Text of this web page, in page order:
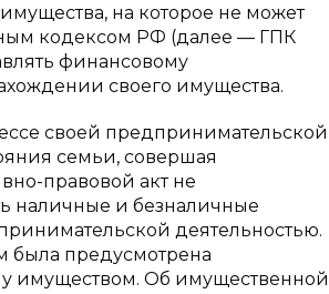
на которое не может
кодексом РФ (далее — ГПК
финансовому
своего имущества.
своей предпринимательской
семьи, совершая
правовой акт не
наличные и безналичные
деятельностью.
была предусмотрена
имуществом. Об имущественной